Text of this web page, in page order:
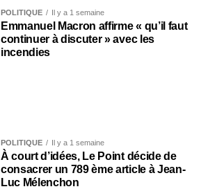
POLITIQUE Il y a 1 semaine
Emmanuel Macron affirme « qu’il faut
continuer à discuter » avec les
incendies
POLITIQUE Il y a 1 semaine
À court d’idées, Le Point décide de
consacrer un 789 ème article à Jean-
Luc Mélenchon